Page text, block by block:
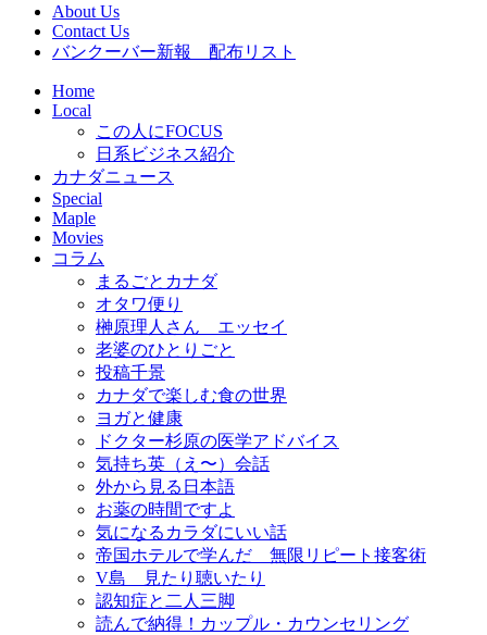
About Us
Contact Us
バンクーバー新報 配布リスト
Home
Local
この人にFOCUS
日系ビジネス紹介
カナダニュース
Special
Maple
Movies
コラム
まるごとカナダ
オタワ便り
榊原理人さん エッセイ
老婆のひとりごと
投稿千景
カナダで楽しむ食の世界
ヨガと健康
ドクター杉原の医学アドバイス
気持ち英（え〜）会話
外から見る日本語
お薬の時間ですよ
気になるカラダにいい話
帝国ホテルで学んだ 無限リピート接客術
V島 見たり聴いたり
認知症と二人三脚
読んで納得！カップル・カウンセリング